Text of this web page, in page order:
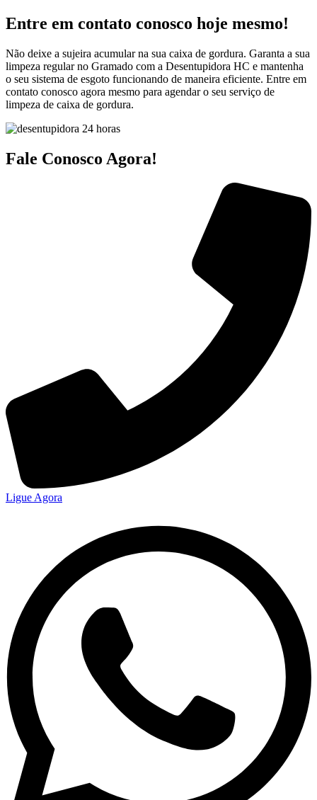
Entre em contato conosco hoje mesmo!
Não deixe a sujeira acumular na sua caixa de gordura. Garanta a sua
limpeza regular no Gramado com a Desentupidora HC e mantenha
o seu sistema de esgoto funcionando de maneira eficiente. Entre em
contato conosco agora mesmo para agendar o seu serviço de
limpeza de caixa de gordura.
Fale Conosco Agora!
Ligue Agora